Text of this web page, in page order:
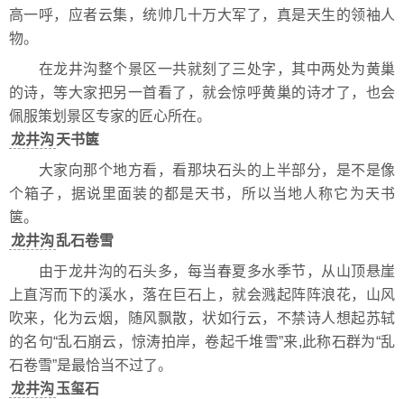
高一呼，应者云集，统帅几十万大军了，真是天生的领袖人
物。
在龙井沟整个景区一共就刻了三处字，其中两处为黄巢
的诗，等大家把另一首看了，就会惊呼黄巢的诗才了，也会
佩服策划景区专家的匠心所在。
龙井沟天书箧
大家向那个地方看，看那块石头的上半部分，是不是像
个箱子，据说里面装的都是天书，所以当地人称它为天书
箧。
龙井沟乱石卷雪
由于龙井沟的石头多，每当春夏多水季节，从山顶悬崖
上直泻而下的溪水，落在巨石上，就会溅起阵阵浪花，山风
吹来，化为云烟，随风飘散，状如行云，不禁诗人想起苏轼
的名句“乱石崩云，惊涛拍岸，卷起千堆雪”来,此称石群为“乱
石卷雪”是最恰当不过了。
龙井沟 玉玺石